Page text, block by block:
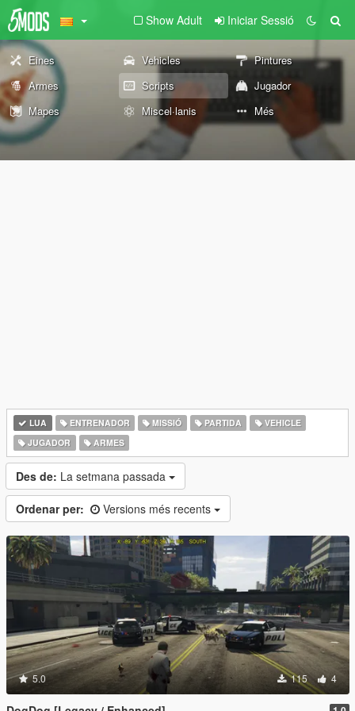
Show Adult Iniciar Sessió
Eines Vehicles
Pintures
Armes
Scripts
Jugador
Mapes
Miscel·lanis Més
LUA ENTRENADOR MISSIÓ PARTIDA
VEHICLE
JUGADOR
ARMES
Des de: La setmana passada
Ordenar per: Versions més recents
5.0 115 4